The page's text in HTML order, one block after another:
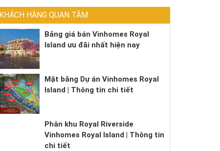
KHÁCH HÀNG QUAN TÂM
Bảng giá bán Vinhomes Royal
Island ưu đãi nhất hiện nay
Mặt bằng Dự án Vinhomes Royal
Island | Thông tin chi tiết
Phân khu Royal Riverside
Vinhomes Royal Island | Thông tin
chi tiết